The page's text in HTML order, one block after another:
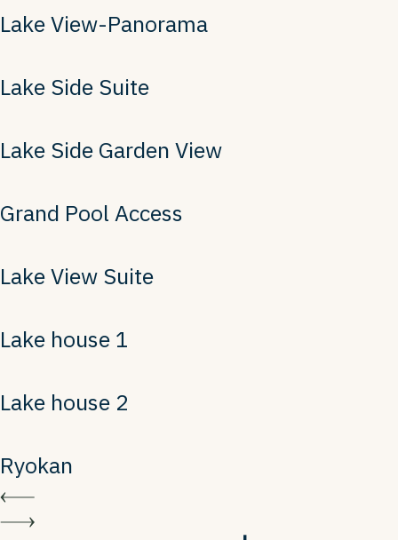
Lake View-Panorama
Lake Side Suite
Lake Side Garden View
Grand Pool Access
Lake View Suite
Lake house 1
Lake house 2
Ryokan